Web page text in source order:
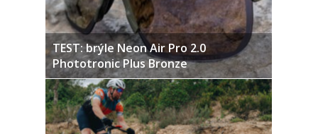
TEST: brýle Neon Air Pro 2.0
Phototronic Plus Bronze